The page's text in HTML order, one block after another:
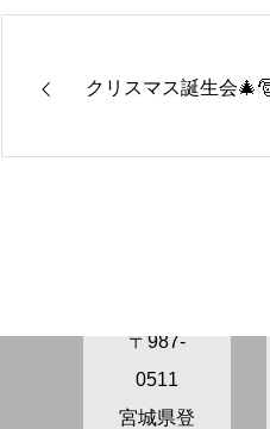
クリスマス誕生会
〒987-
0511
宮城県登